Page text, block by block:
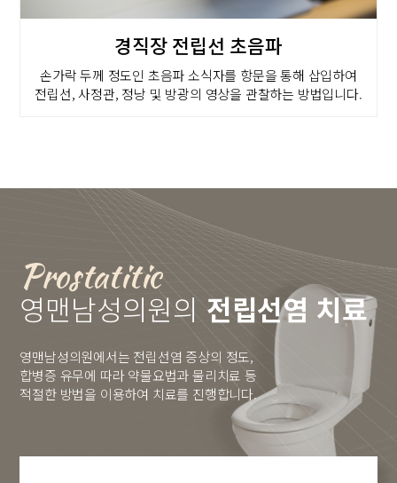
경직장 전립선 초음파
손가락 두께 정도인 초음파 소식자를 항문을 통해 삽입하여
전립선, 사정관, 정낭 및 방광의 영상을 관찰하는 방법입니다.
Prostatitic
영맨남성의원의 전립선염 치료
영맨남성의원에서는 전립선염 증상의 정도,
합병증 유무에 따라 약물요법과 물리치료 등
적절한 방법을 이용하여 치료를 진행합니다.